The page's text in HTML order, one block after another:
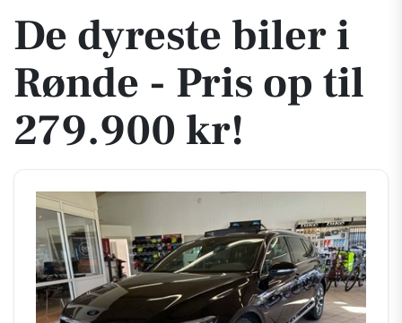
De dyreste biler i
Rønde - Pris op til
279.900 kr!